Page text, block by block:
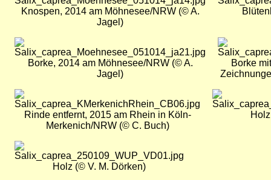
Knospen, 2014 am Möhnesee/NRW (© A.
Jagel)
Bild
Borke, 2014 am Möhnesee/NRW (© A.
Jagel)
Bild
Borke
Bild
Rinde entfernt, 2015 am Rhein in Köln-
Merkenich/NRW (© C. Buch)
Bild
Bild
Holz (© V. M. Dörken)